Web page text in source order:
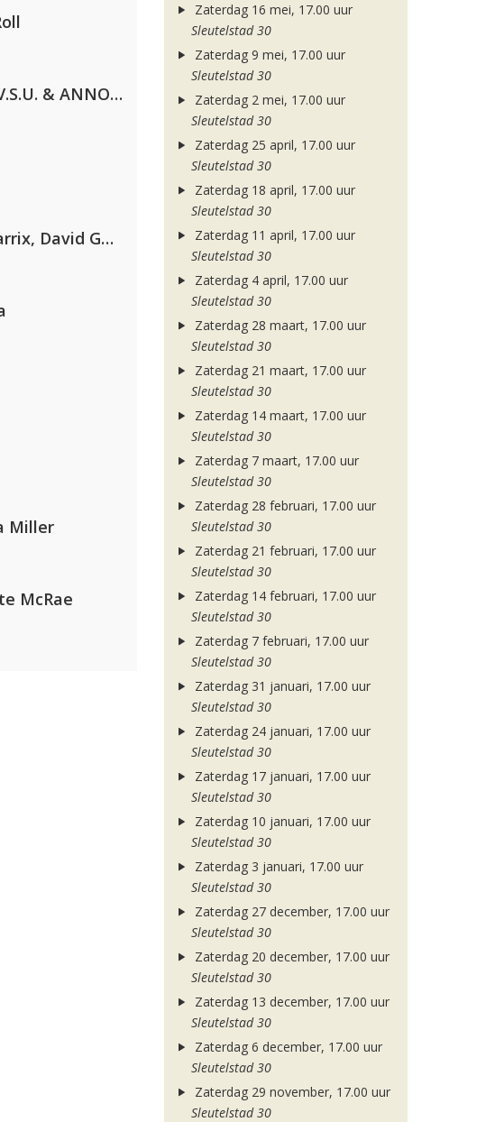
Lustrum U.V.S.V/N.V.V.S.U. & ANNO ONS & Jopke van Dobbenburgh & Roeland Beelen
AFROJACK, Martin Garrix, David Guetta & Amél
Miller
McRae
Zaterdag 16 mei, 17.00 uur
Sleutelstad 30
Zaterdag 9 mei, 17.00 uur
Sleutelstad 30
Zaterdag 2 mei, 17.00 uur
Sleutelstad 30
Zaterdag 25 april, 17.00 uur
Sleutelstad 30
Zaterdag 18 april, 17.00 uur
Sleutelstad 30
Zaterdag 11 april, 17.00 uur
Sleutelstad 30
Zaterdag 4 april, 17.00 uur
Sleutelstad 30
Zaterdag 28 maart, 17.00 uur
Sleutelstad 30
Zaterdag 21 maart, 17.00 uur
Sleutelstad 30
Zaterdag 14 maart, 17.00 uur
Sleutelstad 30
Zaterdag 7 maart, 17.00 uur
Sleutelstad 30
Zaterdag 28 februari, 17.00 uur
Sleutelstad 30
Zaterdag 21 februari, 17.00 uur
Sleutelstad 30
Zaterdag 14 februari, 17.00 uur
Sleutelstad 30
Zaterdag 7 februari, 17.00 uur
Sleutelstad 30
Zaterdag 31 januari, 17.00 uur
Sleutelstad 30
Zaterdag 24 januari, 17.00 uur
Sleutelstad 30
Zaterdag 17 januari, 17.00 uur
Sleutelstad 30
Zaterdag 10 januari, 17.00 uur
Sleutelstad 30
Zaterdag 3 januari, 17.00 uur
Sleutelstad 30
Zaterdag 27 december, 17.00 uur
Sleutelstad 30
Zaterdag 20 december, 17.00 uur
Sleutelstad 30
Zaterdag 13 december, 17.00 uur
Sleutelstad 30
Zaterdag 6 december, 17.00 uur
Sleutelstad 30
Zaterdag 29 november, 17.00 uur
Sleutelstad 30